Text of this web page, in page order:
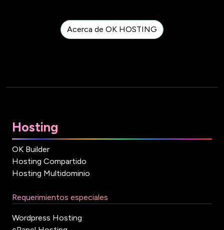
Acerca de OK HOSTING
Hosting
OK Builder
Hosting Compartido
Hosting Multidominio
Requerimientos especiales
Wordpress Hosting